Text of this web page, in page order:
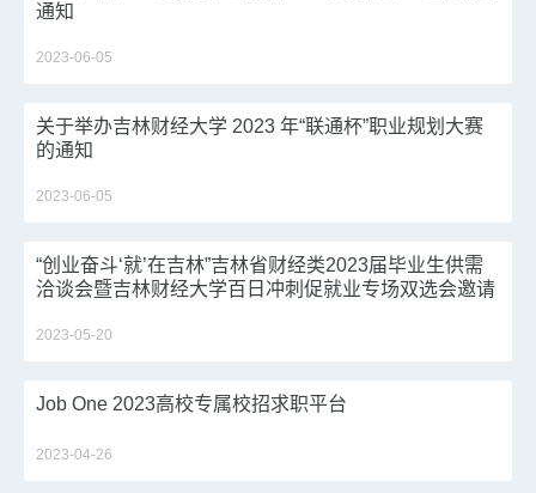
通知
2023-06-05
关于举办吉林财经大学 2023 年“联通杯”职业规划大赛
的通知
2023-06-05
“创业奋斗‘就’在吉林”吉林省财经类2023届毕业生供需
洽谈会暨吉林财经大学百日冲刺促就业专场双选会邀请
2023-05-20
Job One 2023高校专属校招求职平台
2023-04-26